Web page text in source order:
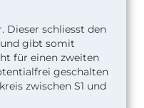
Dieser schliesst den
und gibt somit
für einen zweiten
geschalten
zwischen S1 und